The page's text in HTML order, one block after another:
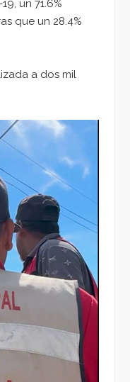
un 71.6%
que un 28.4%
a dos mil